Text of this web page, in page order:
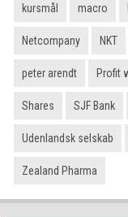
kursmål macro
Netcompany NKT
peter arendt Profit
Shares SJF Bank
Udenlandsk selskab
Zealand Pharma